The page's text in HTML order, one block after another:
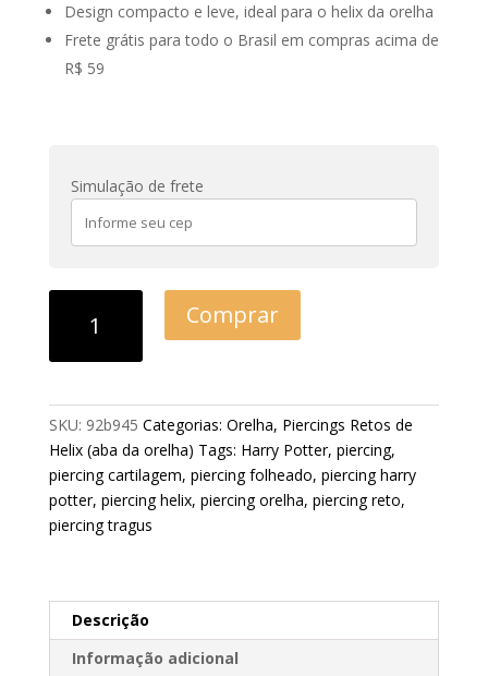
Design compacto e leve, ideal para o helix da orelha
Frete grátis para todo o Brasil em compras acima de
R$ 59
Simulação de frete
Comprar
SKU: 92b945 Categorias: Orelha, Piercings Retos de
Helix (aba da orelha) Tags: Harry Potter, piercing,
piercing cartilagem, piercing folheado, piercing harry
potter, piercing helix, piercing orelha, piercing reto,
piercing tragus
Descrição
Informação adicional